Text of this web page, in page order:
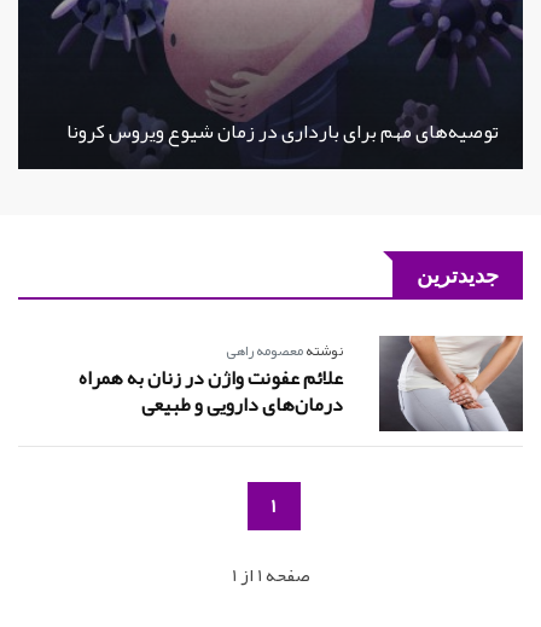
توصیه‌های مهم برای بارداری در زمان شیوع ویروس کرونا
جدیدترین
نوشتهمعصومه راهی
علائم عفونت واژن در زنان به همراه
درمان‌های دارویی و طبیعی
1
صفحه 1 از 1